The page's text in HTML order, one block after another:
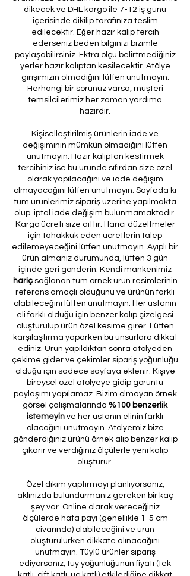
dikecek ve DHL kargo ile 7-12 iş günü
içerisinde dikilip tarafınıza teslim
edilecektir. Eğer hazır kalıp tercih
ederseniz beden bilginizi bizimle
paylaşabilirsiniz. Ektra ölçü belirtmediğiniz
yerler hazır kalıptan kesilecektir. Atölye
girişimizin olmadığını lütfen unutmayın.
Herhangi bir sorunuz varsa, müşteri
temsilcilerimiz her zaman yardıma
hazırdır.
Kişiselleştirilmiş ürünlerin iade ve
değişiminin mümkün olmadığını lütfen
unutmayın. Hazır kalıptan kestirmek
tercihiniz ise bu üründe sıfırdan size özel
olarak yapılacağını ve iade değişim
olmayacağını lütfen unutmayın. Sayfada ki
tüm ürünlerimiz sipariş üzerine yapılmakta
olup iptal iade değişim bulunmamaktadır.
Kargo ücreti size aittir. Harici düzeltmeler
için tahakkuk eden ücretlerin talep
edilemeyeceğini lütfen unutmayın. Ayıplı bir
ürün almanız durumunda, lütfen 3 gün
içinde geri gönderin. Kendi mankenimiz
hariçsağlanan tüm örnek ürün resimlerinin
referans amaçlı olduğunu ve ürünün farklı
olabileceğini lütfen unutmayın. Her ustanın
eli farklı olduğu için benzer kalıp çizelgesi
oluşturulup ürün özel kesime girer. Lütfen
karşılaştırma yaparken bu unsurlara dikkat
ediniz. Ürün yapıldıktan sonra atölyeden
çekime gider ve çekimler sipariş yoğunluğu
olduğu için sadece sayfaya eklenir. Kişiye
bireysel özel atölyeye gidip görüntü
paylaşımı yapılamaz. Bizim olmayan örnek
görsel çalışmalarında %100 benzerlik
istemeyin ve her ustanın elinin farklı
olacağını unutmayın. Atölyemiz bize
gönderdiğiniz ürünü örnek alıp benzer kalıp
çıkarır ve verdiğiniz ölçülerle yeni kalıp
oluşturur.
Özel dikim yaptırmayı planlıyorsanız,
aklınızda bulundurmanız gereken bir kaç
şey var. Online olarak vereceğiniz
ölçülerde hata payı (genellikle 1-5 cm
civarında) olabileceğini ve ürün
oluşturulurken dikkate alınacağını
unutmayın. Tüylü ürünler sipariş
ediyorsanız, tüy yoğunluğunun fiyatı (tek